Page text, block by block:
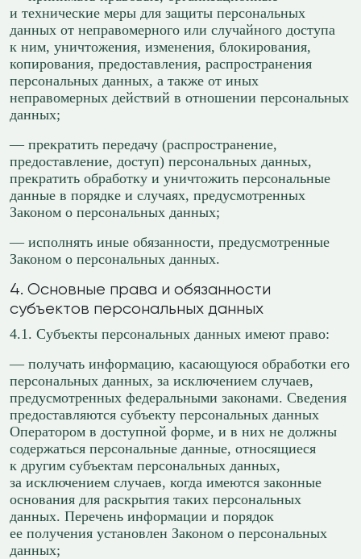
и технические меры для защиты персональных
данных от неправомерного или случайного доступа
к ним, уничтожения, изменения, блокирования,
копирования, предоставления, распространения
персональных данных, а также от иных
неправомерных действий в отношении персональных
данных;
— прекратить передачу (распространение,
предоставление, доступ) персональных данных,
прекратить обработку и уничтожить персональные
данные в порядке и случаях, предусмотренных
Законом о персональных данных;
— исполнять иные обязанности, предусмотренные
Законом о персональных данных.
4. Основные права и обязанности
субъектов персональных данных
4.1. Субъекты персональных данных имеют право:
— получать информацию, касающуюся обработки его
персональных данных, за исключением случаев,
предусмотренных федеральными законами. Сведения
предоставляются субъекту персональных данных
Оператором в доступной форме, и в них не должны
содержаться персональные данные, относящиеся
к другим субъектам персональных данных,
за исключением случаев, когда имеются законные
основания для раскрытия таких персональных
данных. Перечень информации и порядок
ее получения установлен Законом о персональных
данных;